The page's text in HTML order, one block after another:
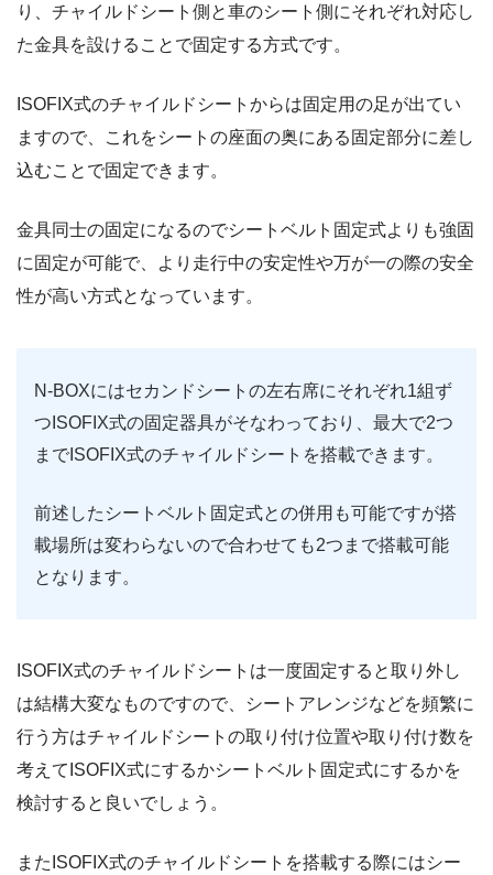
り、チャイルドシート側と車のシート側にそれぞれ対応し
た金具を設けることで固定する方式です。
ISOFIX式のチャイルドシートからは固定用の足が出てい
ますので、これをシートの座面の奥にある固定部分に差し
込むことで固定できます。
金具同士の固定になるのでシートベルト固定式よりも強固
に固定が可能で、より走行中の安定性や万が一の際の安全
性が高い方式となっています。
N-BOXにはセカンドシートの左右席にそれぞれ1組ず
つISOFIX式の固定器具がそなわっており、最大で2つ
までISOFIX式のチャイルドシートを搭載できます。
前述したシートベルト固定式との併用も可能ですが搭
載場所は変わらないので合わせても2つまで搭載可能
となります。
ISOFIX式のチャイルドシートは一度固定すると取り外し
は結構大変なものですので、シートアレンジなどを頻繁に
行う方はチャイルドシートの取り付け位置や取り付け数を
考えてISOFIX式にするかシートベルト固定式にするかを
検討すると良いでしょう。
またISOFIX式のチャイルドシートを搭載する際にはシー